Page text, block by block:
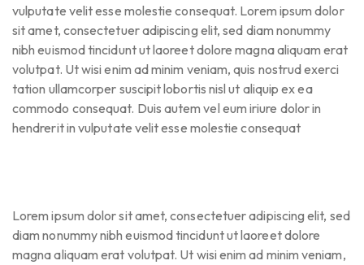
vulputate velit esse molestie consequat. Lorem ipsum dolor
sit amet, consectetuer adipiscing elit, sed diam nonummy
nibh euismod tincidunt ut laoreet dolore magna aliquam erat
volutpat. Ut wisi enim ad minim veniam, quis nostrud exerci
tation ullamcorper suscipit lobortis nisl ut aliquip ex ea
commodo consequat. Duis autem vel eum iriure dolor in
hendrerit in vulputate velit esse molestie consequat
Lorem ipsum dolor sit amet, consectetuer adipiscing elit, sed
diam nonummy nibh euismod tincidunt ut laoreet dolore
magna aliquam erat volutpat. Ut wisi enim ad minim veniam,